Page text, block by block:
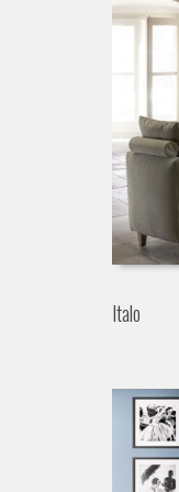
Italo